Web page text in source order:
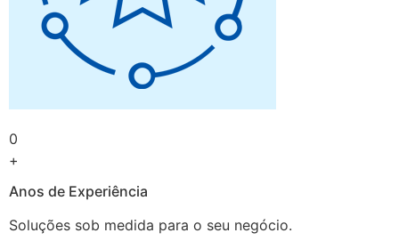
0
+
Anos de Experiência
Soluções sob medida para o seu negócio.